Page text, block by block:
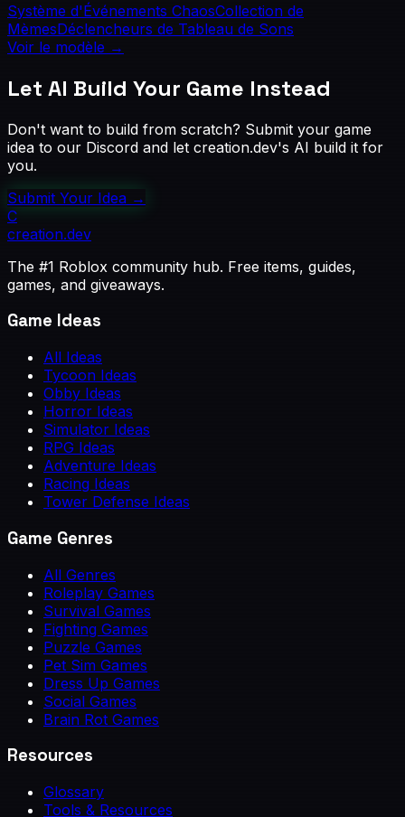
Système d'Événements ChaosCollection de
MèmesDéclencheurs de Tableau de Sons
Voir le modèle →
Let AI Build Your Game Instead
Don't want to build from scratch? Submit your game
idea to our Discord and let creation.dev's AI build it for
you.
Submit Your Idea →
C
creation.dev
The #1 Roblox community hub. Free items, guides,
games, and giveaways.
Game Ideas
All Ideas
Tycoon Ideas
Obby Ideas
Horror Ideas
Simulator Ideas
RPG Ideas
Adventure Ideas
Racing Ideas
Tower Defense Ideas
Game Genres
All Genres
Roleplay Games
Survival Games
Fighting Games
Puzzle Games
Pet Sim Games
Dress Up Games
Social Games
Brain Rot Games
Resources
Glossary
Tools & Resources